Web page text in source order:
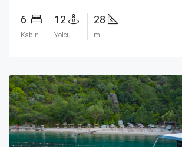
6
Kabin
12
Yolcu
28
m